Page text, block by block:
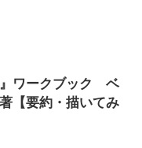
』ワークブック ベ
【要約・描いてみ